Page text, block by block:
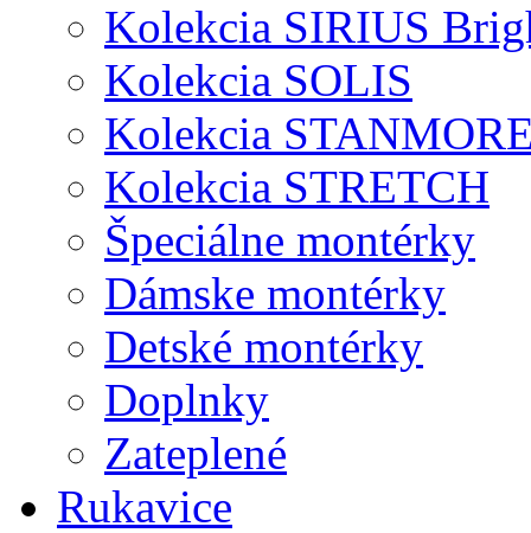
Kolekcia SIRIUS
Kolekcia SOLIS
Kolekcia
Kolekcia STRETCH
Špeciálne montérky
Dámske montérky
Detské montérky
Doplnky
Zateplené
Rukavice